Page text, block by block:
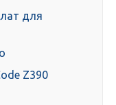
для
Z390